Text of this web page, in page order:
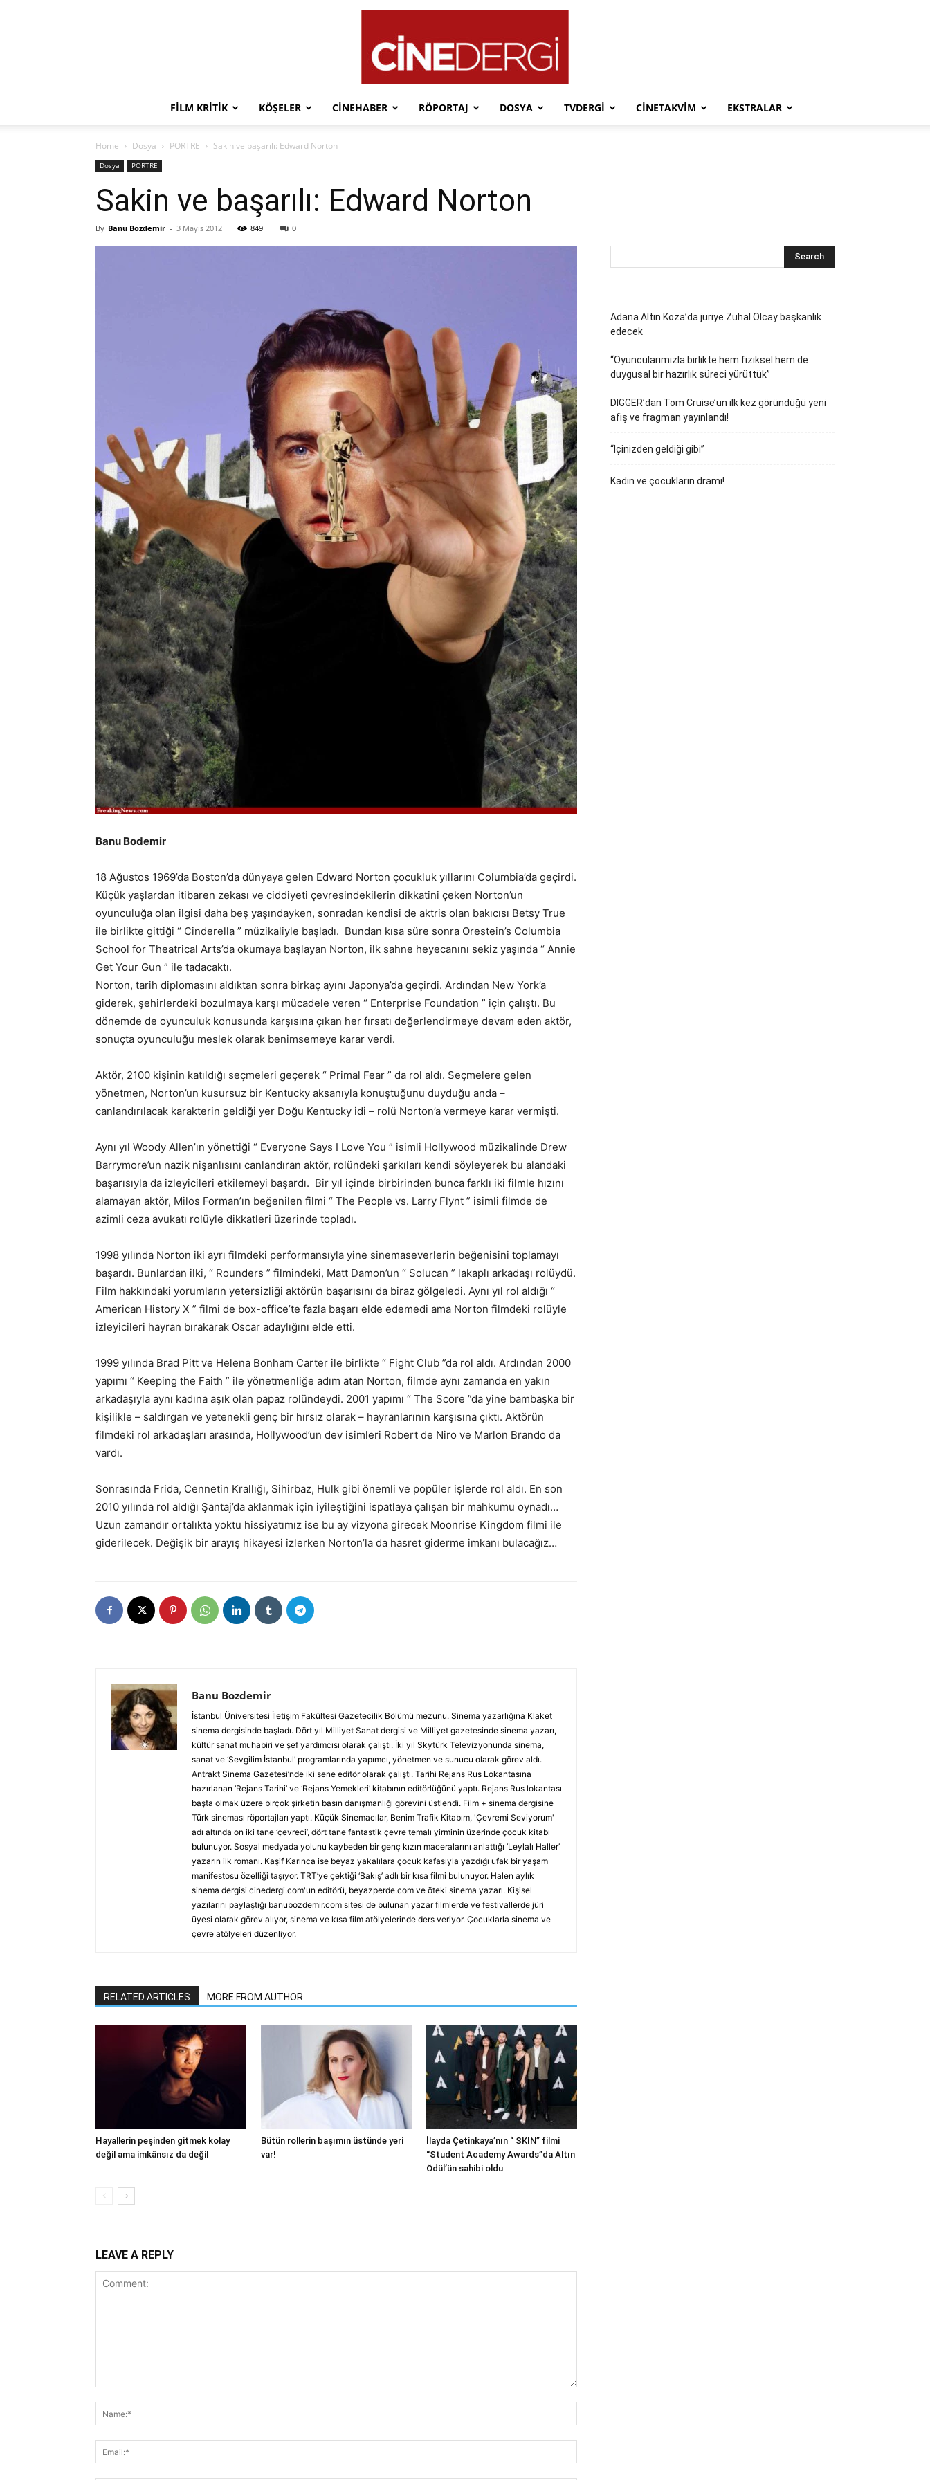
FILM KRITIK KÖŞELER CINEHABER RÖPORTAJ DOSYA TVDERGI CINETAKVIM EKSTRALAR
Home Dosya PORTRE Sakin ve başarılı: Edward Norton
Dosya PORTRE
Sakin ve başarılı: Edward Norton
By Banu Bozdemir - 3 Mayıs 2012 849 0
Banu Bodemir
18 Ağustos 1969’da Boston’da dünyaya gelen Edward Norton çocukluk yıllarını Columbia’da geçirdi.
Küçük yaşlardan itibaren zekası ve ciddiyeti çevresindekilerin dikkatini çeken Norton’un
oyunculuğa olan ilgisi daha beş yaşındayken, sonradan kendisi de aktris olan bakıcısı Betsy True
ile birlikte gittiği “ Cinderella ” müzikaliyle başladı. Bundan kısa süre sonra Orestein’s Columbia
School for Theatrical Arts’da okumaya başlayan Norton, ilk sahne heyecanını sekiz yaşında “ Annie
Get Your Gun ” ile tadacaktı.
Norton, tarih diplomasını aldıktan sonra birkaç ayını Japonya’da geçirdi. Ardından New York’a
giderek, şehirlerdeki bozulmaya karşı mücadele veren “ Enterprise Foundation ” için çalıştı. Bu
dönemde de oyunculuk konusunda karşısına çıkan her fırsatı değerlendirmeye devam eden aktör,
sonuçta oyunculuğu meslek olarak benimsemeye karar verdi.
Aktör, 2100 kişinin katıldığı seçmeleri geçerek “ Primal Fear ” da rol aldı. Seçmelere gelen
yönetmen, Norton’un kusursuz bir Kentucky aksanıyla konuştuğunu duyduğu anda –
canlandırılacak karakterin geldiği yer Doğu Kentucky idi – rolü Norton’a vermeye karar vermişti.
Aynı yıl Woody Allen’ın yönettiği “ Everyone Says I Love You ” isimli Hollywood müzikalinde Drew
Barrymore’un nazik nişanlısını canlandıran aktör, rolündeki şarkıları kendi söyleyerek bu alandaki
başarısıyla da izleyicileri etkilemeyi başardı. Bir yıl içinde birbirinden bunca farklı iki filmle hızını
alamayan aktör, Milos Forman’ın beğenilen filmi “ The People vs. Larry Flynt ” isimli filmde de
azimli ceza avukatı rolüyle dikkatleri üzerinde topladı.
1998 yılında Norton iki ayrı filmdeki performansıyla yine sinemaseverlerin beğenisini toplamayı
başardı. Bunlardan ilki, “ Rounders ” filmindeki, Matt Damon’un “ Solucan ” lakaplı arkadaşı rolüydü.
Film hakkındaki yorumların yetersizliği aktörün başarısını da biraz gölgeledi. Aynı yıl rol aldığı “
American History X ” filmi de box-office’te fazla başarı elde edemedi ama Norton filmdeki rolüyle
izleyicileri hayran bırakarak Oscar adaylığını elde etti.
1999 yılında Brad Pitt ve Helena Bonham Carter ile birlikte “ Fight Club ”da rol aldı. Ardından 2000
yapımı “ Keeping the Faith ” ile yönetmenliğe adım atan Norton, filmde aynı zamanda en yakın
arkadaşıyla aynı kadına aşık olan papaz rolündeydi. 2001 yapımı “ The Score ”da yine bambaşka bir
kişilikle – saldırgan ve yetenekli genç bir hırsız olarak – hayranlarının karşısına çıktı. Aktörün
filmdeki rol arkadaşları arasında, Hollywood’un dev isimleri Robert de Niro ve Marlon Brando da
vardı.
Sonrasında Frida, Cennetin Krallığı, Sihirbaz, Hulk gibi önemli ve popüler işlerde rol aldı. En son
2010 yılında rol aldığı Şantaj’da aklanmak için iyileştiğini ispatlaya çalışan bir mahkumu oynadı…
Uzun zamandır ortalıkta yoktu hissiyatımız ise bu ay vizyona girecek Moonrise Kingdom filmi ile
giderilecek. Değişik bir arayış hikayesi izlerken Norton’la da hasret giderme imkanı bulacağız…
Banu Bozdemir
İstanbul Üniversitesi İletişim Fakültesi Gazetecilik Bölümü mezunu. Sinema yazarlığına Klaket
sinema dergisinde başladı. Dört yıl Milliyet Sanat dergisi ve Milliyet gazetesinde sinema yazarı,
kültür sanat muhabiri ve şef yardımcısı olarak çalıştı. İki yıl Skytürk Televizyonunda sinema,
sanat ve ‘Sevgilim İstanbul’ programlarında yapımcı, yönetmen ve sunucu olarak görev aldı.
Antrakt Sinema Gazetesi’nde iki sene editör olarak çalıştı. Tarihi Rejans Rus Lokantasına
hazırlanan ‘Rejans Tarihi’ ve ‘Rejans Yemekleri’ kitabının editörlüğünü yaptı. Rejans Rus lokantası
başta olmak üzere birçok şirketin basın danışmanlığı görevini üstlendi. Film + sinema dergisine
Türk sineması röportajları yaptı. Küçük Sinemacılar, Benim Trafik Kitabım, 'Çevremi Seviyorum'
adı altında on iki tane ‘çevreci’, dört tane fantastik çevre temalı yirminin üzerinde çocuk kitabı
bulunuyor. Sosyal medyada yolunu kaybeden bir genç kızın maceralarını anlattığı ‘Leylalı Haller’
yazarın ilk romanı. Kaşif Karınca ise beyaz yakalılara çocuk kafasıyla yazdığı ufak bir yaşam
manifestosu özelliği taşıyor. TRT’ye çektiği ‘Bakış’ adlı bir kısa filmi bulunuyor. Halen aylık
sinema dergisi cinedergi.com'un editörü, beyazperde.com ve öteki sinema yazarı. Kişisel
yazılarını paylaştığı banubozdemir.com sitesi de bulunan yazar filmlerde ve festivallerde jüri
üyesi olarak görev alıyor, sinema ve kısa film atölyelerinde ders veriyor. Çocuklarla sinema ve
çevre atölyeleri düzenliyor.
RELATED ARTICLES MORE FROM AUTHOR
Hayallerin peşinden gitmek kolay
değil ama imkânsız da değil
Bütün rollerin başımın üstünde yeri
var!
İlayda Çetinkaya’nın “ SKIN” filmi
“Student Academy Awards”da Altın
Ödül’ün sahibi oldu
LEAVE A REPLY
Adana Altın Koza’da jüriye Zuhal Olcay başkanlık
edecek
“Oyuncularımızla birlikte hem fiziksel hem de
duygusal bir hazırlık süreci yürüttük”
DIGGER’dan Tom Cruise’un ilk kez göründüğü yeni
afiş ve fragman yayınlandı!
“İçinizden geldiği gibi”
Kadın ve çocukların dramı!